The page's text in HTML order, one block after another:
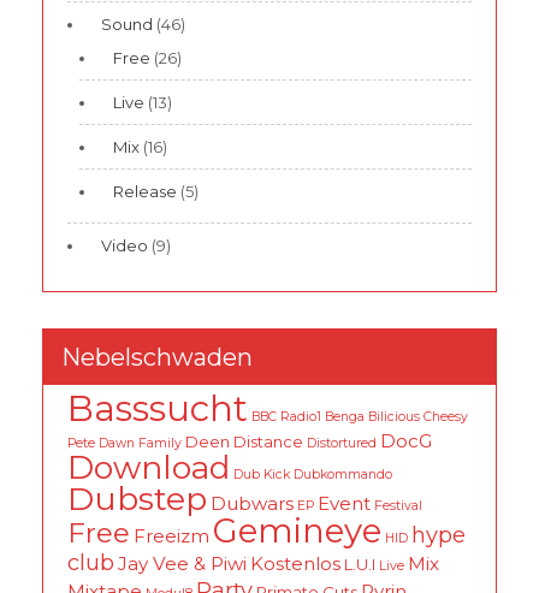
Sound (46)
Free (26)
Live (13)
Mix (16)
Release (5)
Video (9)
Nebelschwaden
Basssucht BBC Radio1 Benga Bilicious Cheesy
Pete Dawn Family Deen Distance Distortured DocG
Download Dub Kick Dubkommando
Dubstep Dubwars EP Event Festival
Free Freeizm Gemineye HID hype
club Jay Vee & Piwi Kostenlos L.U.I Live Mix